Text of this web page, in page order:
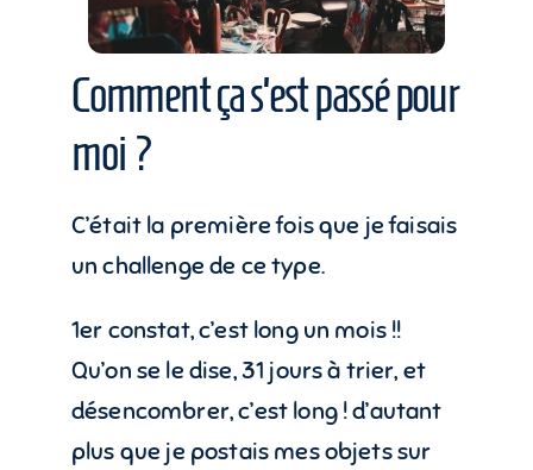
Comment ça s’est passé pour
moi ?
C’était la première fois que je faisais
un challenge de ce type.
1er constat, c’est long un mois !!
Qu’on se le dise, 31 jours à trier, et
désencombrer, c’est long ! d’autant
plus que je postais mes objets sur